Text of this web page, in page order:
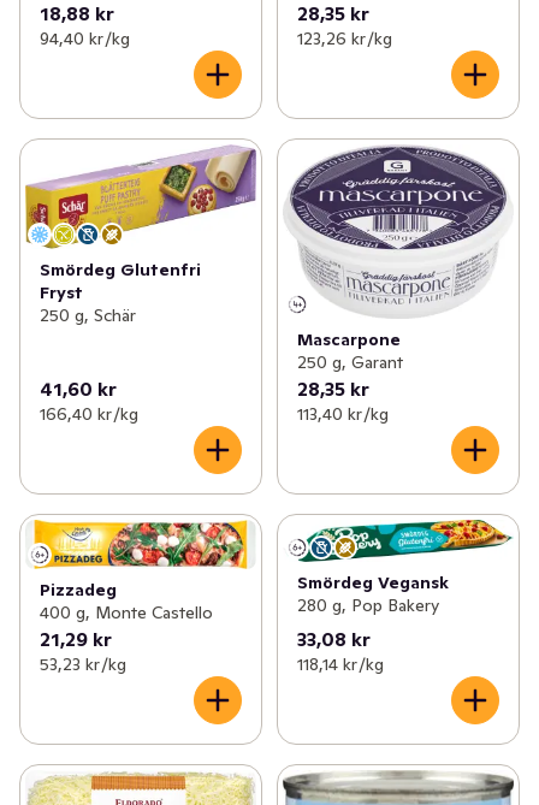
18,88 kr
94,40 kr /kg
28,35 kr
123,26 kr /kg
Smördeg Glutenfri
Fryst
250 g, Schär
41,60 kr
166,40 kr /kg
Mascarpone
250 g, Garant
28,35 kr
113,40 kr /kg
Pizzadeg
400 g, Monte Castello
21,29 kr
53,23 kr /kg
Smördeg Vegansk
280 g, Pop Bakery
33,08 kr
118,14 kr /kg